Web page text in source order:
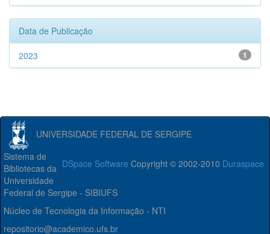
Data de Publicação
1
2023
UNIVERSIDADE FEDERAL DE SERGIPE
DSpace Software Copyright © 2002-2010 Duraspace
Sistema de
Bibliotecas da
Universidade
Federal de Sergipe - SIBIUFS
Núcleo de Tecnologia da Informação - NTI
repositorio@academico.ufs.br